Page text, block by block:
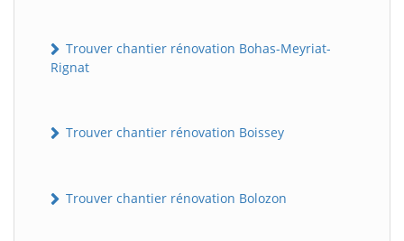
Trouver chantier rénovation Bohas-Meyriat-
Rignat
Trouver chantier rénovation Boissey
Trouver chantier rénovation Bolozon